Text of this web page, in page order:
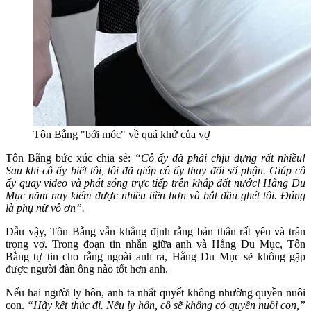
Tôn Bằng "bới móc" về quá khứ của vợ
Tôn Bằng bức xúc chia sẻ: “Cô ấy đã phải chịu đựng rất nhiều!
Sau khi cô ấy biết tôi, tôi đã giúp cô ấy thay đổi số phận. Giúp cô
ấy quay video và phát sóng trực tiếp trên khắp đất nước! Hằng Du
Mục năm nay kiếm được nhiều tiền hơn và bắt đầu ghét tôi. Đúng
là phụ nữ vô ơn”.
Dẫu vậy, Tôn Bằng vẫn khẳng định rằng bản thân rất yêu và trân
trọng vợ. Trong đoạn tin nhắn giữa anh và Hằng Du Mục, Tôn
Bằng tự tin cho rằng ngoài anh ra, Hằng Du Mục sẽ không gặp
được người đàn ông nào tốt hơn anh.
Nếu hai người ly hôn, anh ta nhất quyết không nhường quyền nuôi
con. “Hãy kết thúc đi. Nếu ly hôn, cô sẽ không có quyền nuôi con,”